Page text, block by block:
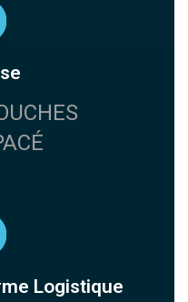
Logistique